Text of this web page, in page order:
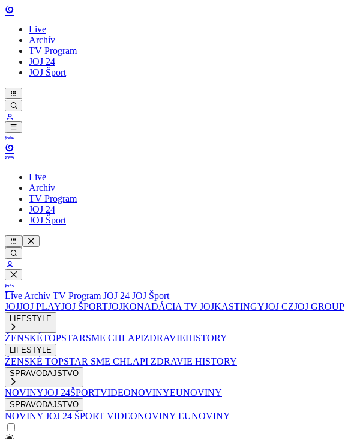
Live
Archív
TV Program
JOJ 24
JOJ Šport
Live
Archív
TV Program
JOJ 24
JOJ Šport
Live Archív TV Program JOJ 24 JOJ Šport
JOJJOJ PLAYJOJ ŠPORTJOJKONADÁCIA TV JOJKASTINGYJOJ CZJOJ GROUP
LIFESTYLE
ŽENSKÉTOPSTARSME CHLAPIZDRAVIEHISTORY
LIFESTYLE
ŽENSKÉ TOPSTAR SME CHLAPI ZDRAVIE HISTORY
SPRAVODAJSTVO
NOVINYJOJ 24ŠPORTVIDEONOVINYEUNOVINY
SPRAVODAJSTVO
NOVINY JOJ 24 ŠPORT VIDEONOVINY EUNOVINY